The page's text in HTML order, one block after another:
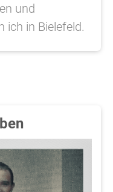
und
ich in Bielefeld.